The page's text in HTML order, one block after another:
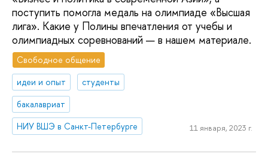
поступить помогла медаль на олимпиаде «Высшая
лига». Какие у Полины впечатления от учебы и
олимпиадных соревнований — в нашем материале.
Свободное общение
идеи и опыт
студенты
бакалавриат
НИУ ВШЭ в Санкт-Петербурге
11 января, 2023 г.